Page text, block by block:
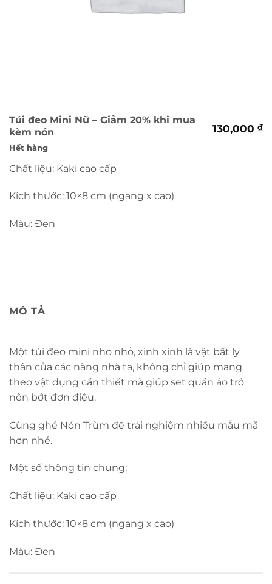
Túi đeo Mini Nữ – Giảm 20% khi mua
kèm nón
130,000 ₫
Hết hàng
Chất liệu: Kaki cao cấp
Kích thước: 10×8 cm (ngang x cao)
Màu: Đen
MÔ TẢ
Một túi đeo mini nho nhỏ, xinh xinh là vật bất ly
thân của các nàng nhà ta, không chỉ giúp mang
theo vật dụng cần thiết mà giúp set quần áo trở
nên bớt đơn điệu.
Cùng ghé Nón Trùm để trải nghiệm nhiều mẫu mã
hơn nhé.
Một số thông tin chung:
Chất liệu: Kaki cao cấp
Kích thước: 10×8 cm (ngang x cao)
Màu: Đen